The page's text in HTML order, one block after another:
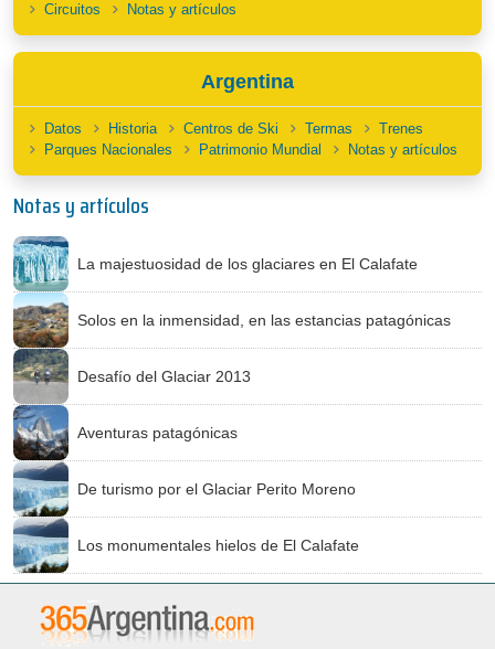
Circuitos
Notas y artículos
Argentina
Datos Historia Centros de Ski Termas
Trenes
Parques Nacionales
Patrimonio Mundial Notas y artículos
Notas y artículos
La majestuosidad de los glaciares en El Calafate
Solos en la inmensidad, en las estancias patagónicas
Desafío del Glaciar 2013
Aventuras patagónicas
De turismo por el Glaciar Perito Moreno
Los monumentales hielos de El Calafate